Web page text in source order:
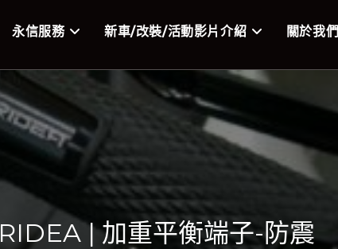
永信服務 新車/改裝/活動影片介紹 關於我們
RIDEA | 加重平衡端子-防震